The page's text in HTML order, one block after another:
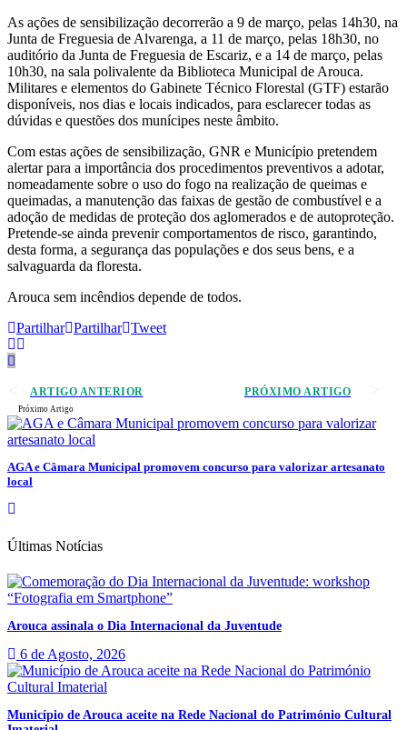
As ações de sensibilização decorrerão a 9 de março, pelas 14h30, na
Junta de Freguesia de Alvarenga, a 11 de março, pelas 18h30, no
auditório da Junta de Freguesia de Escariz, e a 14 de março, pelas
10h30, na sala polivalente da Biblioteca Municipal de Arouca.
Militares e elementos do Gabinete Técnico Florestal (GTF) estarão
disponíveis, nos dias e locais indicados, para esclarecer todas as
dúvidas e questões dos munícipes neste âmbito.
Com estas ações de sensibilização, GNR e Município pretendem
alertar para a importância dos procedimentos preventivos a adotar,
nomeadamente sobre o uso do fogo na realização de queimas e
queimadas, a manutenção das faixas de gestão de combustível e a
adoção de medidas de proteção dos aglomerados e de autoproteção.
Pretende-se ainda prevenir comportamentos de risco, garantindo,
desta forma, a segurança das populações e dos seus bens, e a
salvaguarda da floresta.
Arouca sem incêndios depende de todos.
Partilhar Partilhar Tweet
ARTIGO ANTERIOR PRÓXIMO ARTIGO
Próximo Artigo
AGA e Câmara Municipal promovem concurso para valorizar artesanato
local
Últimas Notícias
Arouca assinala o Dia Internacional da Juventude
6 de Agosto, 2026
Município de Arouca aceite na Rede Nacional do Património Cultural